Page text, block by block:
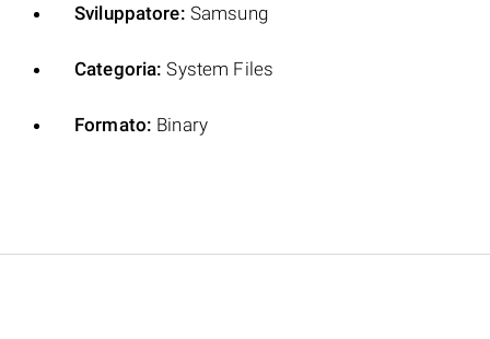
Sviluppatore: Samsung
Categoria: System Files
Formato: Binary